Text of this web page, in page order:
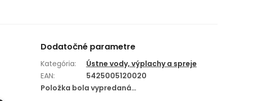
Dodatočné parametre
Kategória:
Ústne vody, výplachy a spreje
EAN:
5425005120020
Položka bola vypredaná…